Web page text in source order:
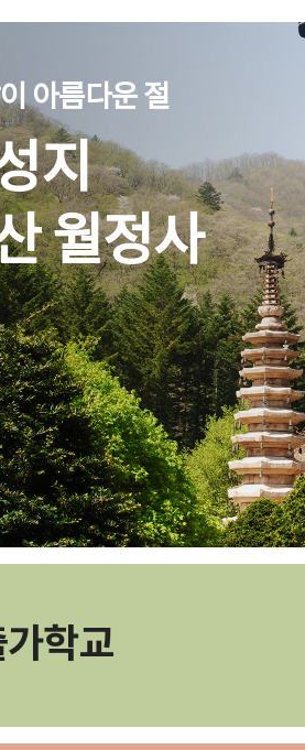
아름다운 절
지
월정사
가학교